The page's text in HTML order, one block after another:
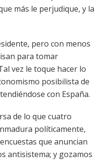
más le perjudique, y la
pero con menos
para tomar
vez le toque hacer lo
posibilista de
con España.
de lo que cuatro
políticamente,
que anuncian
antisistema; y gozamos